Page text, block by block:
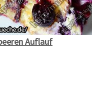
Auflauf